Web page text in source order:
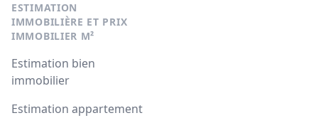
ESTIMATION
IMMOBILIÈRE ET PRIX
IMMOBILIER M²
Estimation bien
immobilier
Estimation appartement